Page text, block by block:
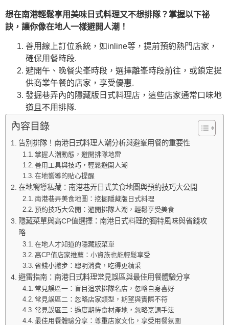
想在南港輕鬆享用美味日式料理又不想排隊？掌握以下祕
訣，讓你像在地人一樣避開人潮！
善用線上訂位系統，如inline等，提前預約熱門店家，
確保用餐時段.
避開午、晚餐尖峯時段，選擇離峯時段前往，或鎖定提
供商業午餐的店家，享受優惠.
發掘巷弄內的隱藏版日式料理店，這些店家通常口味地
道且不用排隊.
內容目錄
告別排隊！南港日式料理人潮分析與避峯用餐的重要性
掌握人潮動態，避開排隊地雷
善用工具與技巧，輕鬆避開人潮
在地嚮導的貼心提醒
在地嚮導私藏：南港巷弄日式美食地圖與預約技巧大公開
南港巷弄美食地圖：挖掘隱藏版日式料理
預約技巧大公開：避開排隊人潮，輕鬆享受美食
隱藏菜單與高CP值選擇：南港日式料理的獨特風味與省錢攻
略
在地人才知道的隱藏版菜單
高CP值店家推薦：小資族也能輕鬆享受
省錢小撇步：聰明消費，吃得更精采
避雷指南：南港日式料理常見誤區與最佳用餐體驗分享
常見誤區一：盲目追求排隊名店，忽略自身喜好
常見誤區二：忽略店家類型，期望與實際不符
常見誤區三：過度期待食材產地，忽略烹調手法
最佳用餐體驗分享：尊重店家文化，享受用餐氛圍